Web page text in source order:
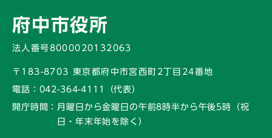
府中市役所
法人番号8000020132063
〒183-8703 東京都府中市宮西町2丁目24番地
電話： 042-364-4111（代表）
開庁時間： 月曜日から金曜日の午前8時半から午後5時 （祝
日・年末年始を除く）